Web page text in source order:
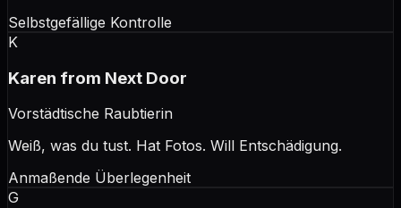
Selbstgefällige Kontrolle
K
Karen from Next Door
Vorstädtische Raubtierin
Weiß, was du tust. Hat Fotos. Will Entschädigung.
Anmaßende Überlegenheit
G